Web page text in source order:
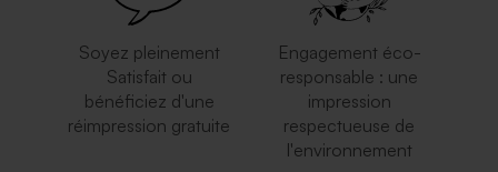
Soyez pleinement
Satisfait ou
bénéficiez d'une
réimpression gratuite
Engagement éco-
responsable : une
impression
respectueuse de
l'environnement